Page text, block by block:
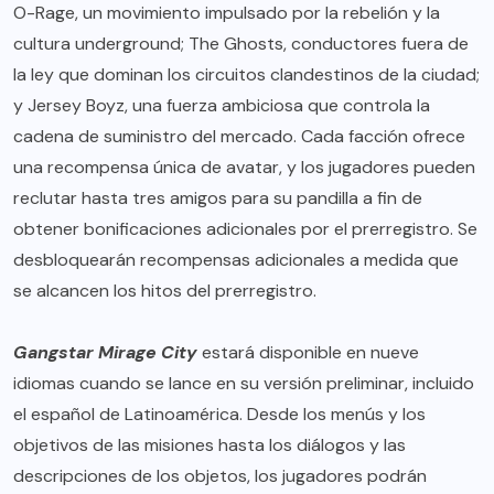
O-Rage, un movimiento impulsado por la rebelión y la
cultura underground; The Ghosts, conductores fuera de
la ley que dominan los circuitos clandestinos de la ciudad;
y Jersey Boyz, una fuerza ambiciosa que controla la
cadena de suministro del mercado. Cada facción ofrece
una recompensa única de avatar, y los jugadores pueden
reclutar hasta tres amigos para su pandilla a fin de
obtener bonificaciones adicionales por el prerregistro. Se
desbloquearán recompensas adicionales a medida que
se alcancen los hitos del prerregistro.
Gangstar Mirage Cityestará disponible en nueve
idiomas cuando se lance en su versión preliminar, incluido
el español de Latinoamérica. Desde los menús y los
objetivos de las misiones hasta los diálogos y las
descripciones de los objetos, los jugadores podrán